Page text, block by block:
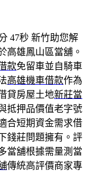
47秒 新竹助您解
高雄鳳山區當舖。
款免留車並自騎車
高雄機車借款作為
貸房屋土地新莊當
抵押品價值老字號
合短期資金需求借
錢莊問題擁有。評
當舖根據需量測當
傳統高評價商家專